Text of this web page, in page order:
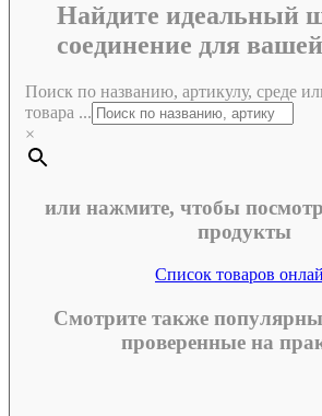
Найдите идеальный
соединение для
Поиск по названию, артикулу, среде
товара ...
×
или нажмите, чтобы
продукты
Список товаров
Смотрите также
проверенные на